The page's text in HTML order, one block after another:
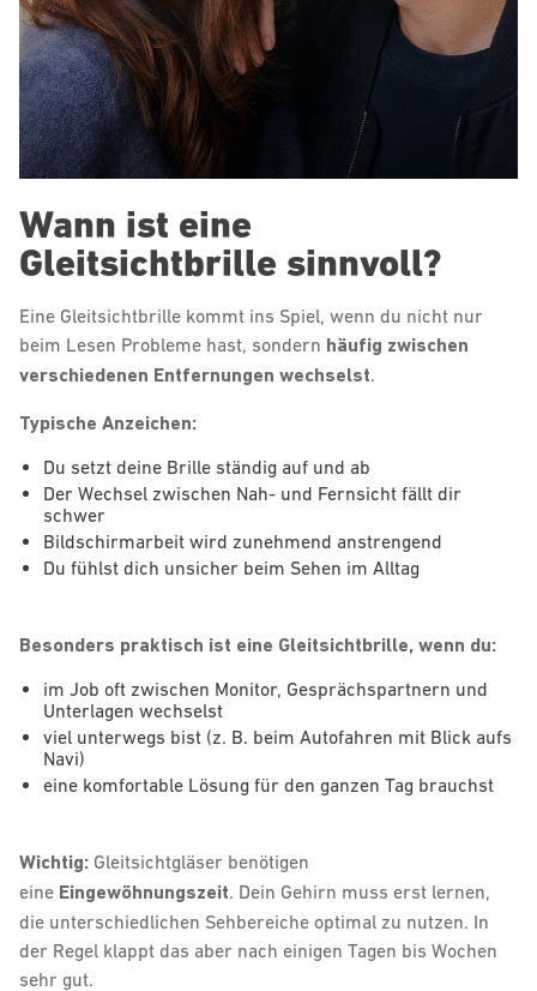
Wann ist eine
Gleitsichtbrille sinnvoll?
Eine Gleitsichtbrille kommt ins Spiel, wenn du nicht nur
beim Lesen Probleme hast, sondern häufig zwischen
verschiedenen Entfernungen wechselst.
Typische Anzeichen:
Du setzt deine Brille ständig auf und ab
Der Wechsel zwischen Nah- und Fernsicht fällt dir
schwer
Bildschirmarbeit wird zunehmend anstrengend
Du fühlst dich unsicher beim Sehen im Alltag
Besonders praktisch ist eine Gleitsichtbrille, wenn du:
im Job oft zwischen Monitor, Gesprächspartnern und
Unterlagen wechselst
viel unterwegs bist (z. B. beim Autofahren mit Blick aufs
Navi)
eine komfortable Lösung für den ganzen Tag brauchst
Wichtig: Gleitsichtgläser benötigen
eine Eingewöhnungszeit. Dein Gehirn muss erst lernen,
die unterschiedlichen Sehbereiche optimal zu nutzen. In
der Regel klappt das aber nach einigen Tagen bis Wochen
sehr gut.